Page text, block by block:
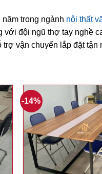
trong ngành nội thất
đội ngũ thợ tay nghề
vận chuyển lắp đặt
-14%